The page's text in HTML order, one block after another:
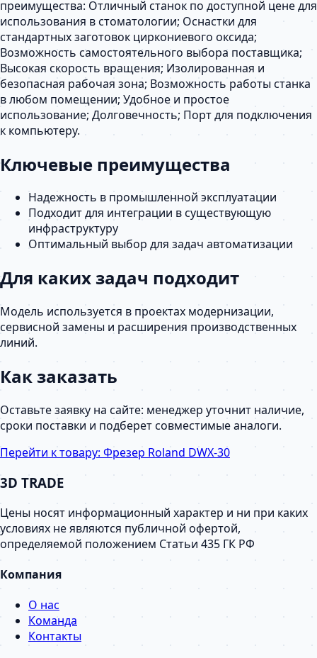
преимущества: Отличный станок по доступной цене для
использования в стоматологии; Оснастки для
стандартных заготовок циркониевого оксида;
Возможность самостоятельного выбора поставщика;
Высокая скорость вращения; Изолированная и
безопасная рабочая зона; Возможность работы станка
в любом помещении; Удобное и простое
использование; Долговечность; Порт для подключения
к компьютеру.
Ключевые преимущества
Надежность в промышленной эксплуатации
Подходит для интеграции в существующую
инфраструктуру
Оптимальный выбор для задач автоматизации
Для каких задач подходит
Модель используется в проектах модернизации,
сервисной замены и расширения производственных
линий.
Как заказать
Оставьте заявку на сайте: менеджер уточнит наличие,
сроки поставки и подберет совместимые аналоги.
Перейти к товару: Фрезер Roland DWX-30
3D TRADE
Цены носят информационный характер и ни при каких
условиях не являются публичной офертой,
определяемой положением Статьи 435 ГК РФ
Компания
О нас
Команда
Контакты